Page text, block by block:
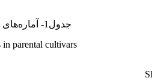
جدول1- آماره‌های توصیفی صفات ارزیابی شده در ارقام والدی.
in parental cultivars